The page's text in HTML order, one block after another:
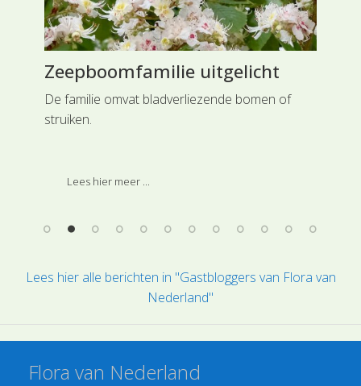
Zeepboomfamilie uitgelicht
De familie omvat bladverliezende bomen of
struiken.
Lees hier meer ...
Lees hier alle berichten in "Gastbloggers van Flora van
Nederland"
Flora van Nederland